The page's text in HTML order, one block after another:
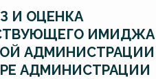
И ОЦЕНКА
ИМИДЖА
АДМИНИСТРАЦИИ
АДМИНИСТРАЦИИ